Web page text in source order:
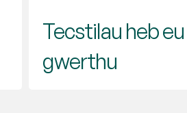
Tecstilau heb eu
gwerthu